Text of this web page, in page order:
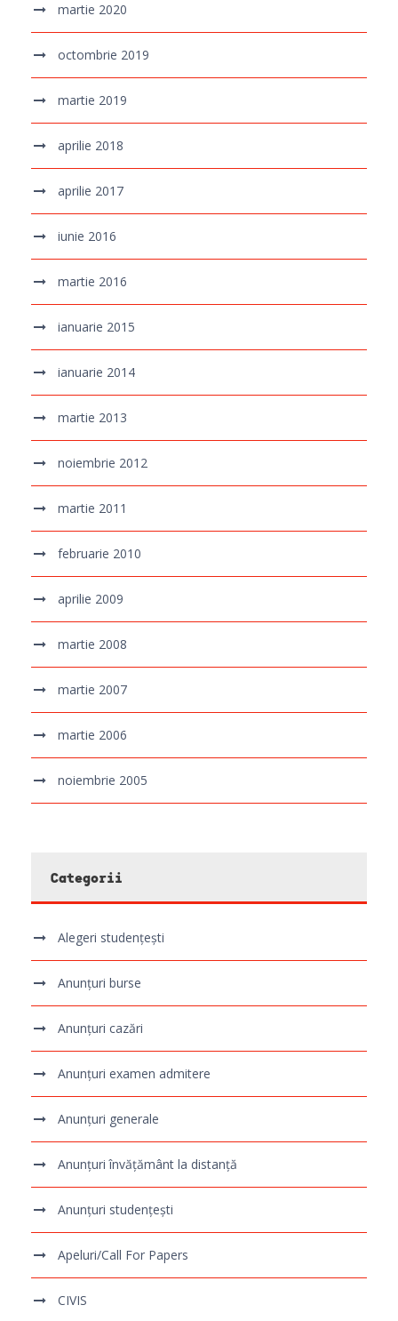
martie 2020
octombrie 2019
martie 2019
aprilie 2018
aprilie 2017
iunie 2016
martie 2016
ianuarie 2015
ianuarie 2014
martie 2013
noiembrie 2012
martie 2011
februarie 2010
aprilie 2009
martie 2008
martie 2007
martie 2006
noiembrie 2005
Categorii
Alegeri studențești
Anunțuri burse
Anunțuri cazări
Anunțuri examen admitere
Anunțuri generale
Anunțuri învățământ la distanță
Anunțuri studențești
Apeluri/Call For Papers
CIVIS